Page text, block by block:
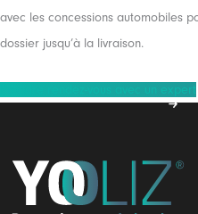
avec les concessions automobiles
dossier jusqu’à la livraison.
Prendre rendez-vous avec un expert